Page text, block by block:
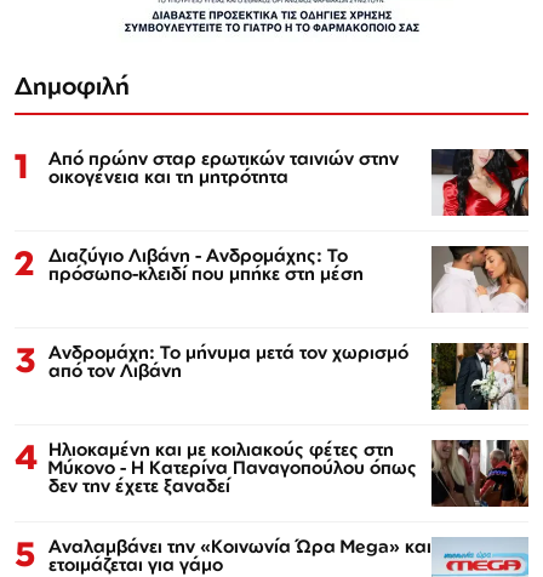
Δημοφιλή
1 Από πρώην σταρ ερωτικών ταινιών στην
οικογένεια και τη μητρότητα
2 Διαζύγιο Λιβάνη - Ανδρομάχης: Το
πρόσωπο-κλειδί που μπήκε στη μέση
3 Ανδρομάχη: Το μήνυμα μετά τον χωρισμό
από τον Λιβάνη
4 Ηλιοκαμένη και με κοιλιακούς φέτες στη
Μύκονο - Η Κατερίνα Παναγοπούλου όπως
δεν την έχετε ξαναδεί
5 Αναλαμβάνει την «Κοινωνία Ώρα Mega» και
ετοιμάζεται για γάμο